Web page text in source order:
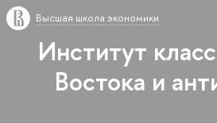
Высшая школа экономики
Институт
Востока и